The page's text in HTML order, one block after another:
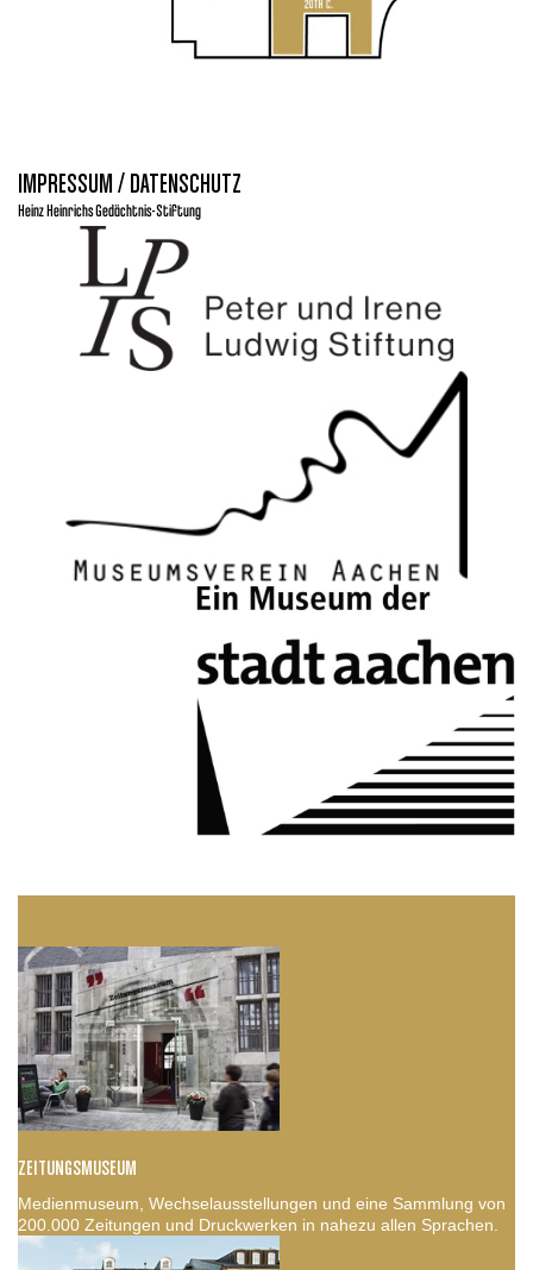
IMPRESSUM / DATENSCHUTZ
Heinz Heinrichs Gedächtnis-Stiftung
ZEITUNGSMUSEUM
Medienmuseum, Wechselausstellungen und eine Sammlung von
200.000 Zeitungen und Druckwerken in nahezu allen Sprachen.